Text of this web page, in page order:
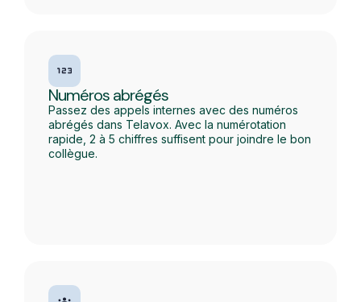
Numéros abrégés
Passez des appels internes avec des numéros
abrégés dans Telavox. Avec la numérotation
rapide, 2 à 5 chiffres suffisent pour joindre le bon
collègue.